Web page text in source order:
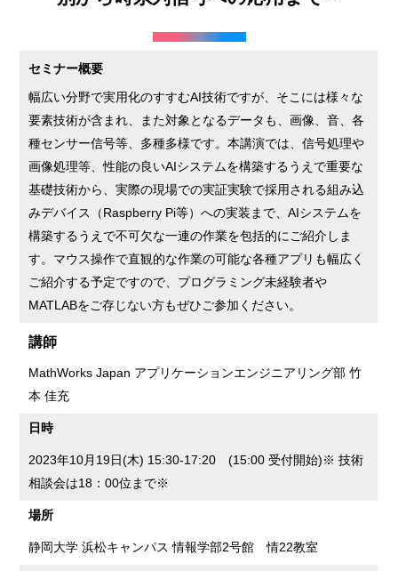
セミナー概要
幅広い分野で実用化のすすむAI技術ですが、そこには様々な
要素技術が含まれ、また対象となるデータも、画像、音、各
種センサー信号等、多種多様です。本講演では、信号処理や
画像処理等、性能の良いAIシステムを構築するうえで重要な
基礎技術から、実際の現場での実証実験で採用される組み込
みデバイス（Raspberry Pi等）への実装まで、AIシステムを
構築するうえで不可欠な一連の作業を包括的にご紹介しま
す。マウス操作で直観的な作業の可能な各種アプリも幅広く
ご紹介する予定ですので、プログラミング未経験者や
MATLABをご存じない方もぜひご参加ください。
講師
MathWorks Japan アプリケーションエンジニアリング部 竹
本 佳充
日時
2023年10月19日(木) 15:30-17:20 (15:00 受付開始)※ 技術
相談会は18：00位まで※
場所
静岡大学 浜松キャンパス 情報学部2号館 情22教室